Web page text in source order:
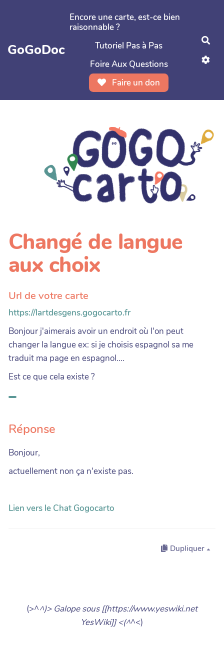
Aller au contenu principal
GoGoDoc
Encore une carte, est-ce bien
raisonnable ?
Tutoriel Pas à Pas
Foire Aux Questions
Faire un don
Changé de langue
aux choix
Url de votre carte
https://lartdesgens.gogocarto.fr
Bonjour j'aimerais avoir un endroit où l'on peut
changer la langue ex: si je choisis espagnol sa me
traduit ma page en espagnol....
Est ce que cela existe ?
Réponse
Bonjour,
actuellement non ça n'existe pas.
Lien vers le Chat Gogocarto
Dupliquer
(>^^)> Galope sous [[https://www.yeswiki.net
YesWiki]] <(^^<)